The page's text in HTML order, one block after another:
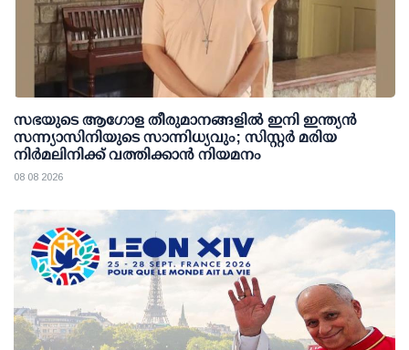
സഭയുടെ ആഗോള തീരുമാനങ്ങളിൽ ഇനി ഇന്ത്യൻ
സന്ന്യാസിനിയുടെ സാന്നിധ്യവും; സിസ്റ്റർ മരിയ
നിർമലിനിക്ക് വത്തിക്കാൻ നിയമനം
08 08 2026